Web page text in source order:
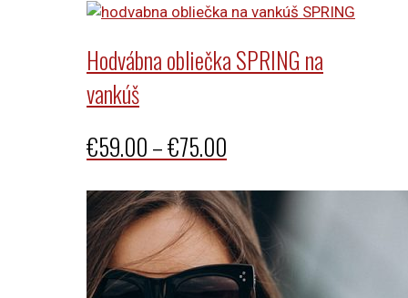
€69.00
through
Hodvábna obliečka SPRING na
vankúš
€59.00–€75.00
€59.00
through
€75.00